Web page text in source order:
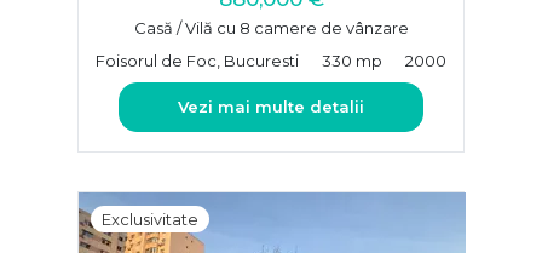
Casă / Vilă cu 8 camere de vânzare
Foisorul de Foc, Bucuresti
330 mp 2000
Vezi mai multe detalii
Exclusivitate